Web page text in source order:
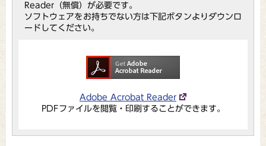
Reader（無償）が必要です。
ソフトウェアをお持ちでない方は下記ボタンよりダウンロ
ードしてください。
Adobe Acrobat Reader
PDFファイルを閲覧・印刷することができます。